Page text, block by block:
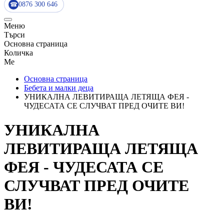
☎ 0876 300 646
Меню
Търси
Основна страница
Количка
Me
Основна страница
Бебета и малки деца
УНИКАЛНА ЛЕВИТИРАЩА ЛЕТЯЩА ФЕЯ -
ЧУДЕСАТА СЕ СЛУЧВАТ ПРЕД ОЧИТЕ ВИ!
УНИКАЛНА
ЛЕВИТИРАЩА ЛЕТЯЩА
ФЕЯ - ЧУДЕСАТА СЕ
СЛУЧВАТ ПРЕД ОЧИТЕ
ВИ!